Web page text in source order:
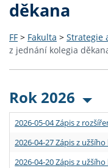
děkana
FF > Fakulta > Strategie
z jednání kolegia
Rok 2026
2026-05-04 Zápis z
2026-04-27 Zápis z
2026-04-20 Zápis z